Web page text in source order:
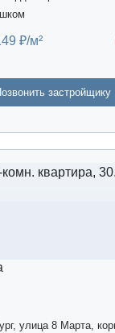
₽/м²
застройщику
улица 8 Марта,